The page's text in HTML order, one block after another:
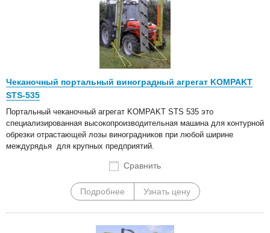
Чеканочный портальный виноградный агрегат KOMPAKT
STS-535
Портальный чеканочный агрегат KOMPAKT STS 535 это
специализированная высокопроизводительная машина для контурной
обрезки отрастающей лозы виноградников при любой ширине
междурядья для крупных предприятий.
Сравнить
Подробнее Узнать цену